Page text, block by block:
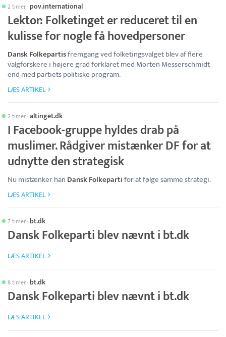
2 timer·pov.international
Lektor: Folketinget er reduceret til en
kulisse for nogle få hovedpersoner
Dansk Folkepartisfremgang ved folketingsvalget blev af flere
valgforskere i højere grad forklaret med Morten Messerschmidt
end med partiets politiske program.
LÆS ARTIKEL
2 timer·altinget.dk
I Facebook-gruppe hyldes drab på
muslimer. Rådgiver mistænker DF for at
udnytte den strategisk
Nu mistænker han Dansk Folkepartifor at følge samme strategi.
LÆS ARTIKEL
7 timer· bt.dk
Dansk Folkeparti blev nævnt i bt.dk
LÆS ARTIKEL
8 timer· bt.dk
Dansk Folkeparti blev nævnt i bt.dk
LÆS ARTIKEL